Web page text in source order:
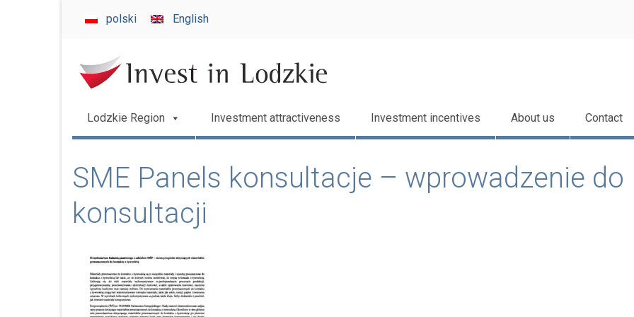
invest
Lodzkie
polski English
Lodzkie Region Investment attractiveness Investment incentives About us Contact
SME Panels konsultacje – wprowadzenie do
konsultacji